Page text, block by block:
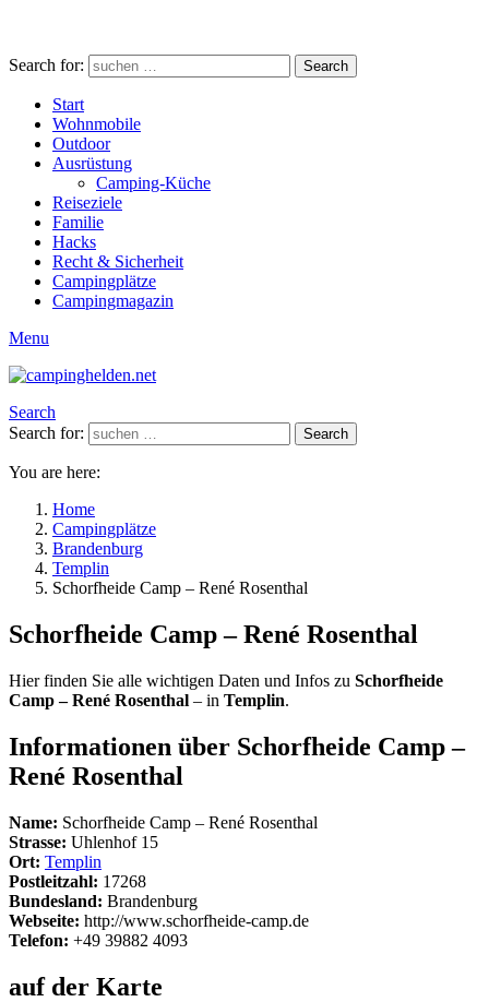
Search for: Search
Start
Wohnmobile
Outdoor
Ausrüstung
Camping-Küche
Reiseziele
Familie
Hacks
Recht & Sicherheit
Campingplätze
Campingmagazin
Menu
Search
Search for:
Search
You are here:
Home
Campingplätze
Brandenburg
Templin
Schorfheide Camp – René Rosenthal
Schorfheide Camp – René Rosenthal
Hier finden Sie alle wichtigen Daten und Infos zu Schorfheide
Camp – René Rosenthal – in Templin.
Informationen über Schorfheide Camp –
René Rosenthal
Name: Schorfheide Camp – René Rosenthal
Strasse: Uhlenhof 15
Ort: Templin
Postleitzahl: 17268
Bundesland: Brandenburg
Webseite: http://www.schorfheide-camp.de
Telefon: +49 39882 4093
auf der Karte